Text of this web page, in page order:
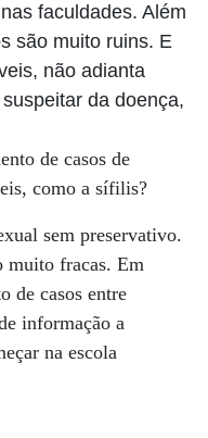
faculdades. Além
são muito ruins. E
não adianta
da doença,
de casos de
como a sífilis?
sem preservativo.
muito fracas. Em
de casos entre
informação a
na escola